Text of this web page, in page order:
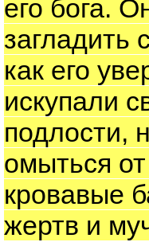
его бога.
загладить
как его
искупали
подлости,
омыться
кровавые
жертв и